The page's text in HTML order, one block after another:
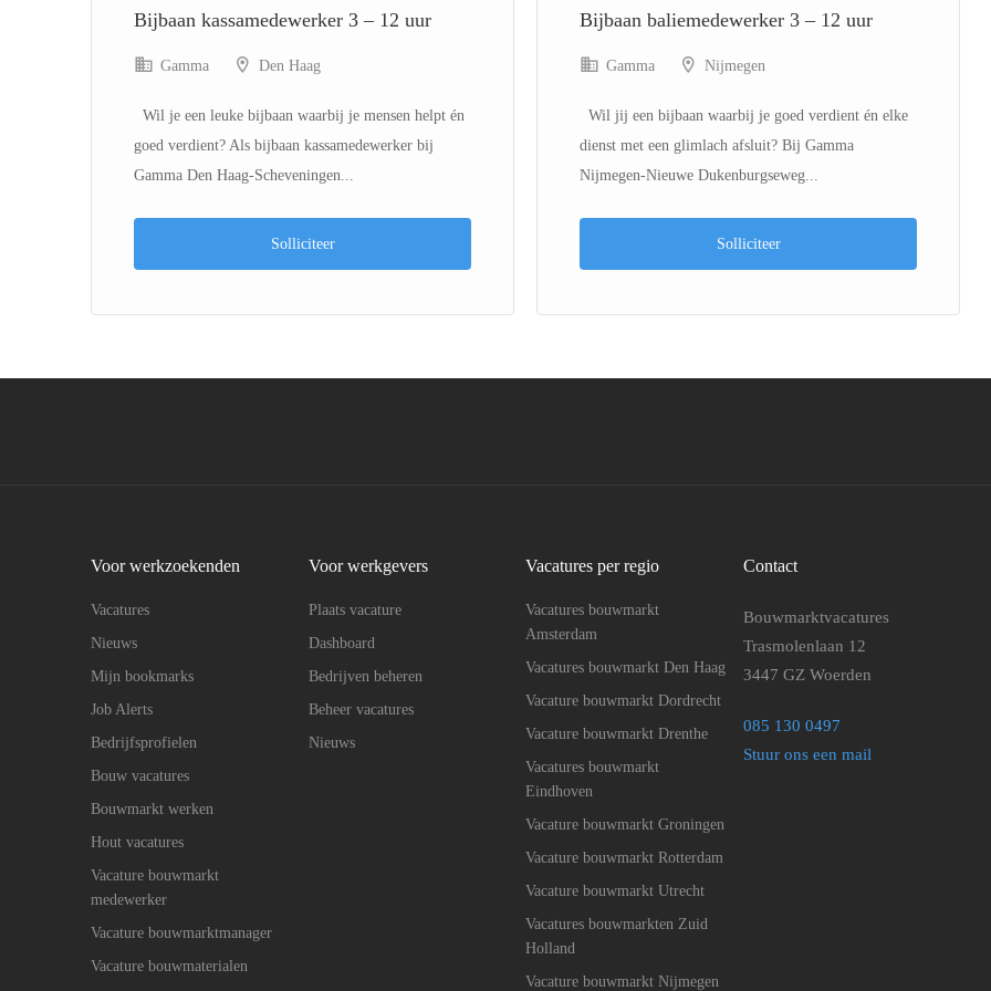
Bijbaan kassamedewerker 3 – 12 uur
Gamma Den Haag
Wil je een leuke bijbaan waarbij je mensen helpt én
goed verdient? Als bijbaan kassamedewerker bij
Gamma Den Haag-Scheveningen...
Solliciteer
Bijbaan baliemedewerker 3 – 12 uur
Gamma Nijmegen
Wil jij een bijbaan waarbij je goed verdient én elke
dienst met een glimlach afsluit? Bij Gamma
Nijmegen-Nieuwe Dukenburgseweg...
Solliciteer
Voor werkzoekenden
Vacatures
Nieuws
Mijn bookmarks
Job Alerts
Bedrijfsprofielen
Bouw vacatures
Bouwmarkt werken
Hout vacatures
Vacature bouwmarkt
medewerker
Vacature bouwmarktmanager
Vacature bouwmaterialen
Voor werkgevers
Plaats vacature
Dashboard
Bedrijven beheren
Beheer vacatures
Nieuws
Vacatures per regio
Vacatures bouwmarkt
Amsterdam
Vacatures bouwmarkt Den Haag
Vacature bouwmarkt Dordrecht
Vacature bouwmarkt Drenthe
Vacatures bouwmarkt
Eindhoven
Vacature bouwmarkt Groningen
Vacature bouwmarkt Rotterdam
Vacature bouwmarkt Utrecht
Vacatures bouwmarkten Zuid
Holland
Vacature bouwmarkt Nijmegen
Contact
Bouwmarktvacatures
Trasmolenlaan 12
3447 GZ Woerden
085 130 0497
Stuur ons een mail